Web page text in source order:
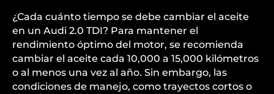
¿Cada cuánto tiempo se debe cambiar el aceite
en un Audi 2.0 TDI? Para mantener el
rendimiento óptimo del motor, se recomienda
cambiar el aceite cada 10,000 a 15,000 kilómetros
o al menos una vez al año. Sin embargo, las
condiciones de manejo, como trayectos cortos o